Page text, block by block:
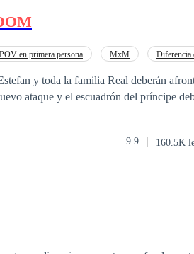
POV en primera persona MxM Diferencia
ataque y el escuadrón del príncipe
9.9 160.5K